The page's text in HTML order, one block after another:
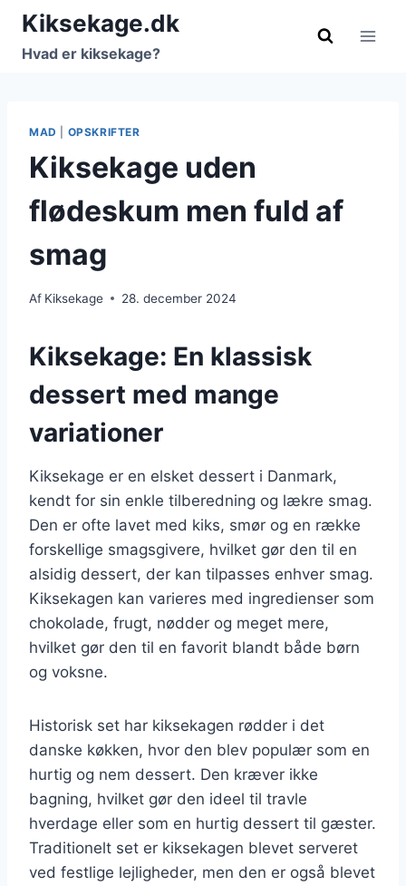
Fortsæt
indhold
Kiksekage.dk
Hvad er kiksekage?
MAD OPSKRIFTER
Kiksekage uden
flødeskum men fuld af
smag
Af Kiksekage 28. december 2024
Kiksekage: En klassisk
dessert med mange
variationer
Kiksekage er en elsket dessert i Danmark,
kendt for sin enkle tilberedning og lækre smag.
Den er ofte lavet med kiks, smør og en række
forskellige smagsgivere, hvilket gør den til en
alsidig dessert, der kan tilpasses enhver smag.
Kiksekagen kan varieres med ingredienser som
chokolade, frugt, nødder og meget mere,
hvilket gør den til en favorit blandt både børn
og voksne.
Historisk set har kiksekagen rødder i det
danske køkken, hvor den blev populær som en
hurtig og nem dessert. Den kræver ikke
bagning, hvilket gør den ideel til travle
hverdage eller som en hurtig dessert til gæster.
Traditionelt set er kiksekagen blevet serveret
ved festlige lejligheder, men den er også blevet